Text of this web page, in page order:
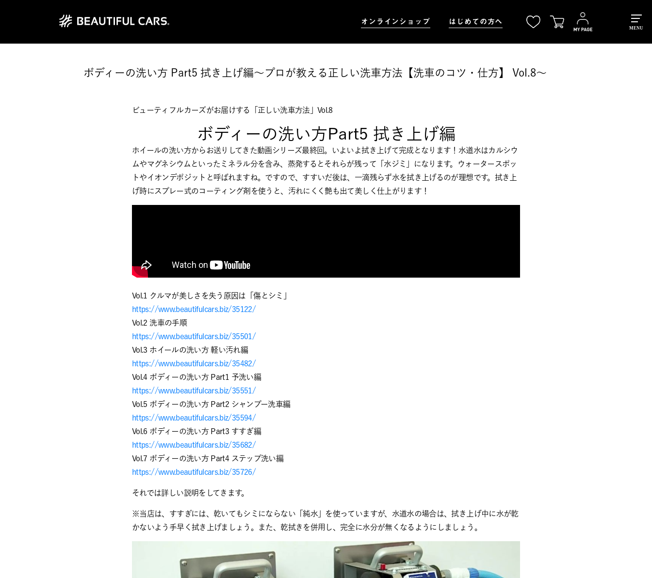
オンラインショップ はじめての方へ
MENU
ボディーの洗い方 Part5 拭き上げ編～プロが教える正しい洗車方法【洗車のコツ・仕方】 Vol.8～
ビューティフルカーズがお届けする「正しい洗車方法」Vol.8
ボディーの洗い方Part5 拭き上げ編
ホイールの洗い方からお送りしてきた動画シリーズ最終回。いよいよ拭き上げて完成となります！水道水はカルシウ
ムやマグネシウムといったミネラル分を含み、蒸発するとそれらが残って「水ジミ」になります。ウォータースポッ
トやイオンデポジットと呼ばれますね。ですので、すすいだ後は、一滴残らず水を拭き上げるのが理想です。拭き上
げ時にスプレー式のコーティング剤を使うと、汚れにくく艶も出て美しく仕上がります！
Vol.1 クルマが美しさを失う原因は「傷とシミ」
https://www.beautifulcars.biz/35122/
Vol.2 洗車の手順
https://www.beautifulcars.biz/35501/
Vol.3 ホイールの洗い方 軽い汚れ編
https://www.beautifulcars.biz/35482/
Vol.4 ボディーの洗い方 Part1 予洗い編
https://www.beautifulcars.biz/35551/
Vol.5 ボディーの洗い方 Part2 シャンプー洗車編
https://www.beautifulcars.biz/35594/
Vol.6 ボディーの洗い方 Part3 すすぎ編
https://www.beautifulcars.biz/35682/
Vol.7 ボディーの洗い方 Part4 ステップ洗い編
https://www.beautifulcars.biz/35726/
それでは詳しい説明をしてきます。
※当店は、すすぎには、乾いてもシミにならない「純水」を使っていますが、水道水の場合は、拭き上げ中に水が乾
かないよう手早く拭き上げましょう。また、乾拭きを併用し、完全に水分が無くなるようにしましょう。